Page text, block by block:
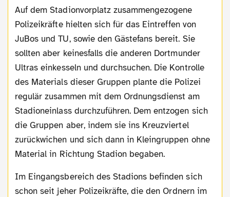
Auf dem Stadionvorplatz zusammengezogene
Polizeikräfte hielten sich für das Eintreffen von
JuBos und TU, sowie den Gästefans bereit. Sie
sollten aber keinesfalls die anderen Dortmunder
Ultras einkesseln und durchsuchen. Die Kontrolle
des Materials dieser Gruppen plante die Polizei
regulär zusammen mit dem Ordnungsdienst am
Stadioneinlass durchzuführen. Dem entzogen sich
die Gruppen aber, indem sie ins Kreuzviertel
zurückwichen und sich dann in Kleingruppen ohne
Material in Richtung Stadion begaben.
Im Eingangsbereich des Stadions befinden sich
schon seit jeher Polizeikräfte, die den Ordnern im